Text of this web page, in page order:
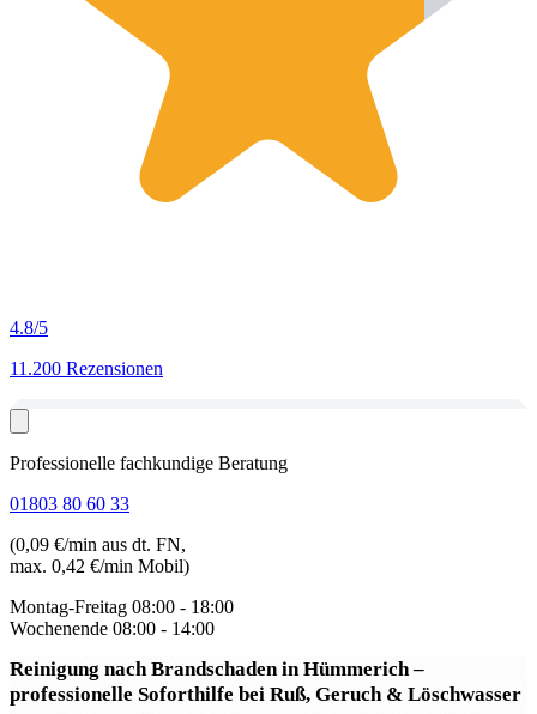
4.8/5
11.200 Rezensionen
Professionelle fachkundige Beratung
01803 80 60 33
(0,09 €/min aus dt. FN,
max. 0,42 €/min Mobil)
Montag-Freitag 08:00 - 18:00
Wochenende 08:00 - 14:00
Reinigung nach Brandschaden in Hümmerich–
professionelle Soforthilfe bei Ruß, Geruch & Löschwasser